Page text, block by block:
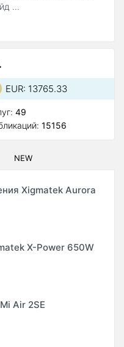
...
EUR: 13765.33
49
15156
NEW
Xigmatek Aurora
X-Power 650W
Air 2SE